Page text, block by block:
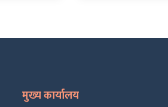
मुख्य कार्यालय